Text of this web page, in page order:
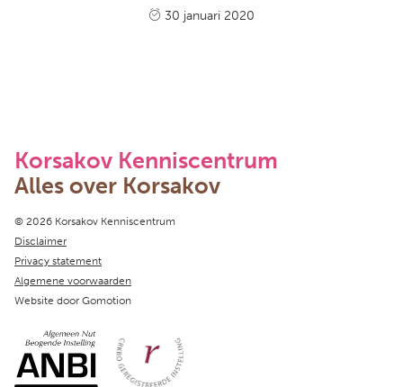
30 januari 2020
Korsakov Kenniscentrum
Alles over Korsakov
Copyright navigation
© 2026 Korsakov Kenniscentrum
Disclaimer
Privacy statement
Algemene voorwaarden
Website door Gomotion